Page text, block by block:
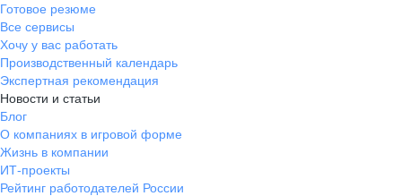
Готовое резюме
Все сервисы
Хочу у вас работать
Производственный календарь
Экспертная рекомендация
Новости и статьи
Блог
О компаниях в игровой форме
Жизнь в компании
ИТ-проекты
Рейтинг работодателей России